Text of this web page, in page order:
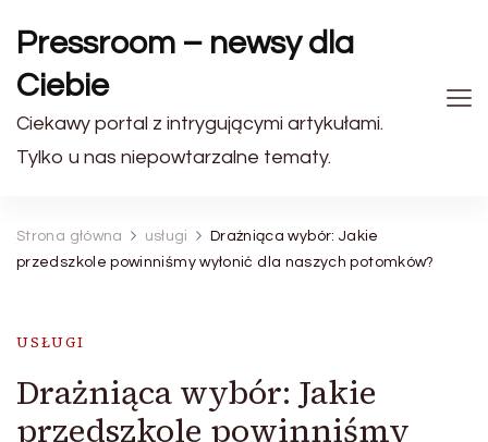
Pressroom – newsy dla
Ciebie
Ciekawy portal z intrygującymi artykułami.
Tylko u nas niepowtarzalne tematy.
Strona główna usługi
Drażniąca wybór: Jakie
przedszkole powinniśmy wyłonić dla naszych potomków?
USŁUGI
Drażniąca wybór: Jakie
przedszkole powinniśmy